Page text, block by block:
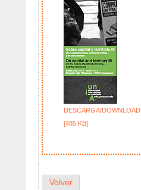
DESCARGA/DOWNLOAD
[485 KB]
Volver